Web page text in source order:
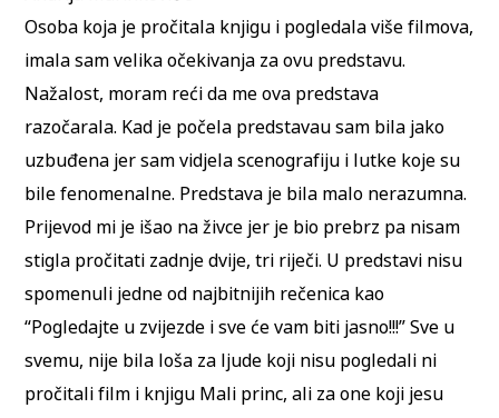
Osoba koja je pročitala knjigu i pogledala više filmova,
imala sam velika očekivanja za ovu predstavu.
Nažalost, moram reći da me ova predstava
razočarala. Kad je počela predstavau sam bila jako
uzbuđena jer sam vidjela scenografiju i lutke koje su
bile fenomenalne. Predstava je bila malo nerazumna.
Prijevod mi je išao na živce jer je bio prebrz pa nisam
stigla pročitati zadnje dvije, tri riječi. U predstavi nisu
spomenuli jedne od najbitnijih rečenica kao
“Pogledajte u zvijezde i sve će vam biti jasno!!!” Sve u
svemu, nije bila loša za ljude koji nisu pogledali ni
pročitali film i knjigu Mali princ, ali za one koji jesu